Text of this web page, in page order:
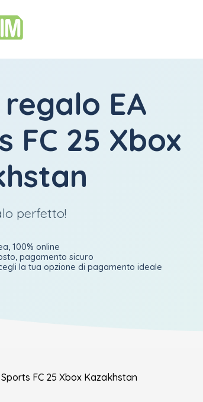
EA
FC 25 Xbox
perfetto!
100% online
pagamento sicuro
la tua opzione di pagamento ideale
Sports FC 25 Xbox Kazakhstan